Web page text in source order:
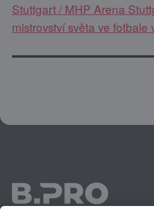
Stuttgart / MHP Arena
mistrovství světa ve fotbale